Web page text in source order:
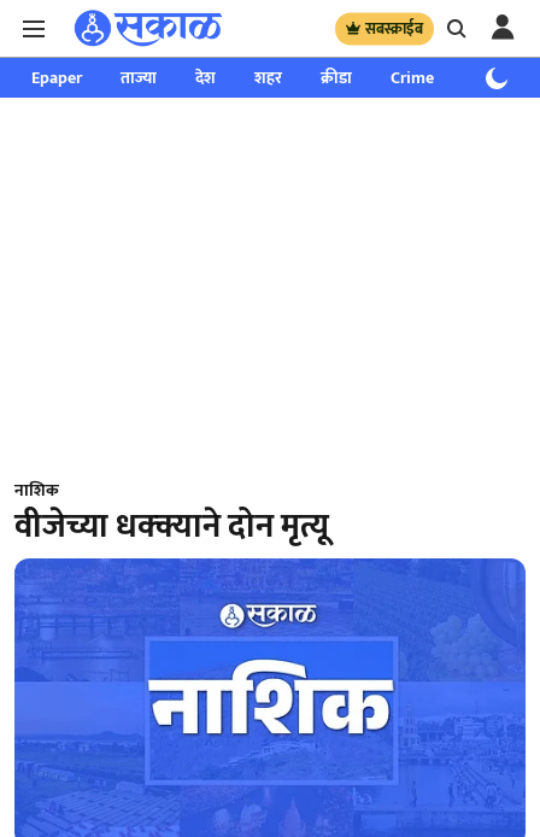
सबस्क्राईब
Epaper ताज्या देश शहर क्रीडा Crime साप्ताहिक
नाशिक
वीजेच्या धक्क्याने दोन मृत्यू